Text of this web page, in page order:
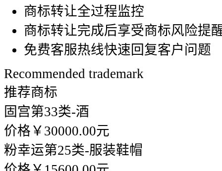
商标转让全过程监控
商标转让完成后享受商标风险提
免费客服热线快速回复客户问题
Recommended trademark
推荐商标
固宫第33类-酒
价格￥30000.00元
粉幸运第25类-服装鞋帽